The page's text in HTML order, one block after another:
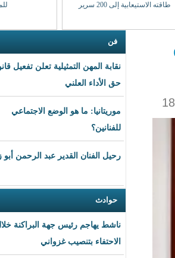
المهن التمثيلية تعلن تفعيل قانون
ما هو الوضع الاجتماعي
الفنان القدير عبد الرحمن أبو زهرة
يهاجم رئيس جهة البراكنة خلال
بتنصيب غزواني